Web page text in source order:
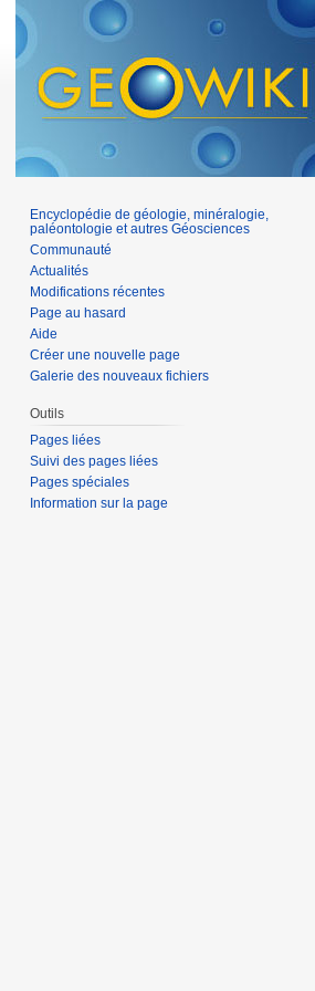
Encyclopédie de géologie, minéralogie,
paléontologie et autres Géosciences
Communauté
Actualités
Modifications récentes
Page au hasard
Aide
Créer une nouvelle page
Galerie des nouveaux fichiers
Outils
Pages liées
Suivi des pages liées
Pages spéciales
Information sur la page